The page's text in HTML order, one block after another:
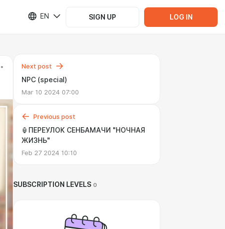
EN SIGN UP LOG IN
Next post
NPC (special)
Mar 10 2024 07:00
Previous post
🏮ПЕРЕУЛОК СЕНБАМАЧИ "НОЧНАЯ
ЖИЗНЬ"
Feb 27 2024 10:10
SUBSCRIPTION LEVELS 0